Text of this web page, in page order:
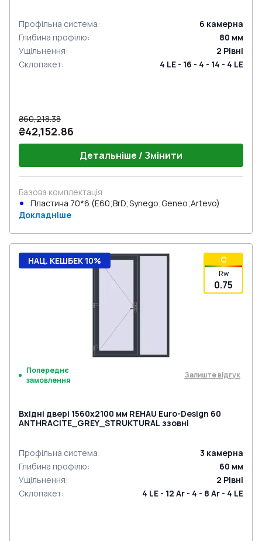
Профільна система: 6 камерна
Глибина профілю: 80 мм
Ущільнення: 2 Рівні
Склопакет: 4 LE - 16 - 4 - 14 - 4 LE
₴60,218.38
₴42,152.86
Детальніше / Змінити
Базова комплектація
Пластина 70*6 (E60;BrD;Synego;Geneo;Artevo)
Докладніше
C
Rw
0.75
НАЦ. КЕШБЕК 10%
Попереднє
замовлення
Залиште відгук
Вхідні двері 1560x2100 мм REHAU Euro-Design 60
ANTHRACITE_GREY_STRUKTURAL ззовні
Профільна система: 3 камерна
Глибина профілю: 60 мм
Ущільнення: 2 Рівні
Склопакет: 4 LE - 12 Ar - 4 - 8 Ar - 4 LE